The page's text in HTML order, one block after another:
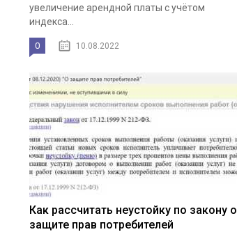
увеличение арендной платы с учётом
индекса...
0 10.08.2022
Как рассчитать неустойку по закону о
защите прав потребителей